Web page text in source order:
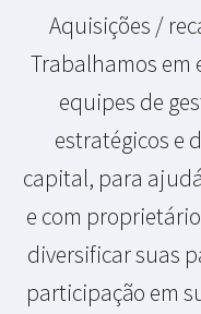
Aquisições /
Trabalhamos em
equipes de
estratégicos e
capital, para
e com
diversificar suas
participação em